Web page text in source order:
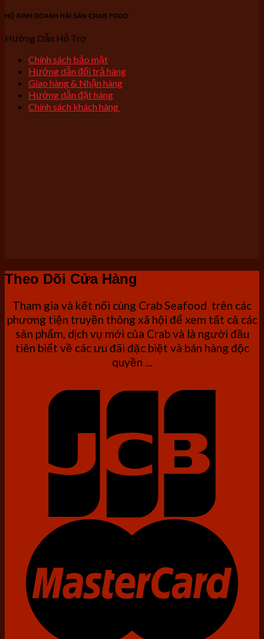
HỘ KINH DOANH HẢI SẢN CRAB FOOD
Hướng Dẫn Hỗ Trợ
Chính sách bảo mật
Hướng dẫn đổi trả hàng
Giao hàng & Nhận hàng
Hướng dẫn đặt hàng
Chính sách khách hàng
Theo Dõi Cửa Hàng
Tham gia và kết nối cùng Crab Seafood trên các
phương tiện truyền thông xã hội để xem tất cả các
sản phẩm, dịch vụ mới của Crab và là người đầu
tiên biết về các ưu đãi đặc biệt và bán hàng độc
quyền ...